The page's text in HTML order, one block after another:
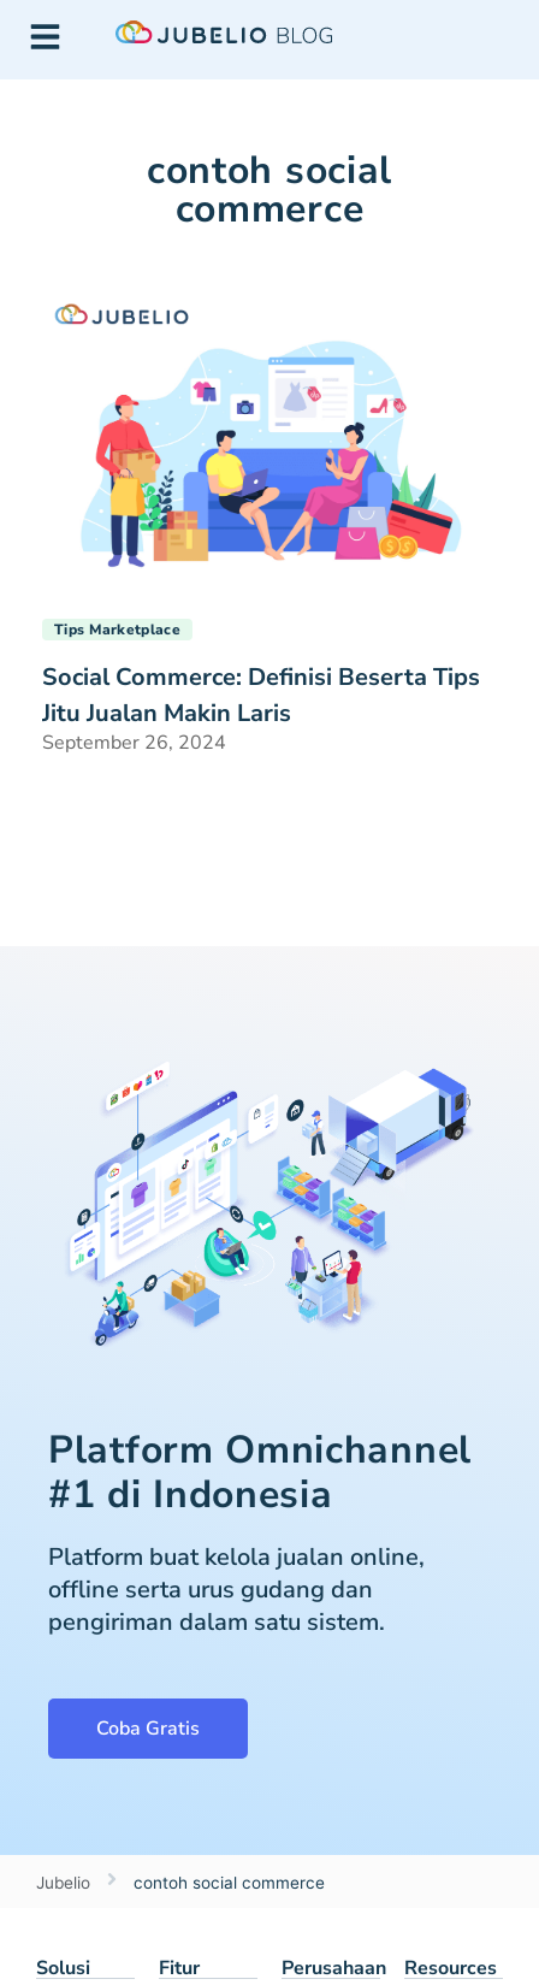
contoh social
commerce
Tips Marketplace
Social Commerce: Definisi Beserta Tips
Jitu Jualan Makin Laris
September 26, 2024
Platform Omnichannel
#1 di Indonesia
Platform buat kelola jualan online,
offline serta urus gudang dan
pengiriman dalam satu sistem.
Coba Gratis
Jubelio contoh social commerce
Solusi Fitur Perusahaan Resources